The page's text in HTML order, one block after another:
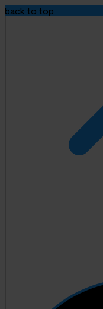
back to top